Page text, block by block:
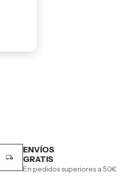
ENVÍOS
GRATIS
En pedidos superiores a 50€